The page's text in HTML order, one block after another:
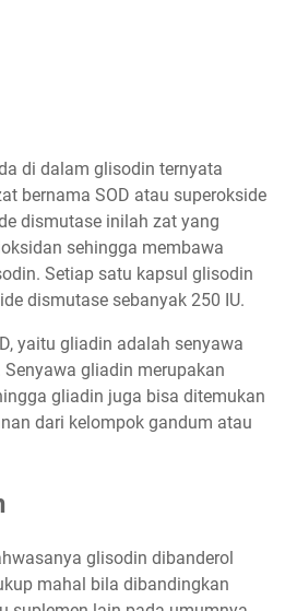
di dalam glisodin ternyata
bernama SOD atau superokside
dismutase inilah zat yang
sehingga membawa
Setiap satu kapsul glisodin
dismutase sebanyak 250 IU.
yaitu gliadin adalah senyawa
gliadin merupakan
gliadin juga bisa ditemukan
dari kelompok gandum atau
glisodin dibanderol
mahal bila dibandingkan